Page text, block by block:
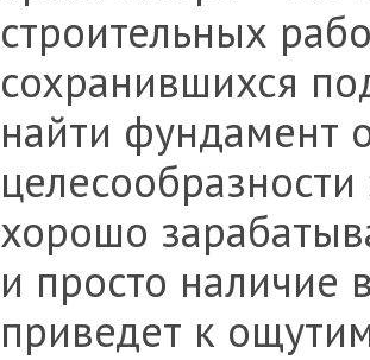
строительных
сохранившихся
найти фундамент
хорошо
и просто наличие
приведет к